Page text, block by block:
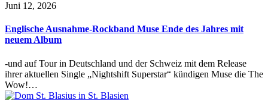
Juni 12, 2026
Englische Ausnahme-Rockband Muse Ende des Jahres mit
neuem Album
-und auf Tour in Deutschland und der Schweiz mit dem Release
ihrer aktuellen Single „Nightshift Superstar“ kündigen Muse die The
Wow!…